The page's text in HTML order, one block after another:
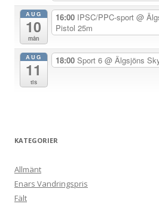
g
AUG
10
mån
16:00 IPSC/PPC-sport @
Pistol 25m
AUG
11
tis
18:00 Sport 6 @ Älgsjöns
KATEGORIER
Allmänt
Enars Vandringspris
Fält